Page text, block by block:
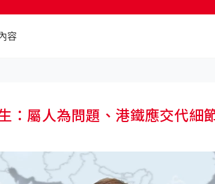
容
：屬人為問題、港鐵應交代